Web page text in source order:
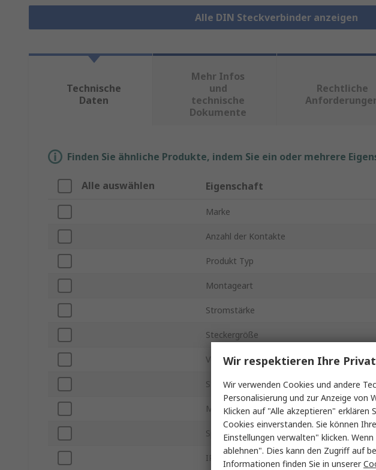
Alle DIN Steckverbinder anzeigen
Technische
Daten
Mehr Infos
und
technische
Dokumente
Rechtliche
Finden Sie ähnliche Produkte, indem Sie ein oder mehrere
Alle auswählen Eigenschaft
Marke
Anzahl der Kontakte
Produkt Typ
Montageart
Stromstärke
Steckergröße
Verbindungstyp
Steckverbinder Gender
Montageausrichtung
Spannung
IP-Schutzart
Wir respektieren Ihre
Wir verwenden Cookies und andere
Personalisierung und zur Anzeige von
Klicken auf "Alle akzeptieren" erklären
Cookies einverstanden. Sie können
Einstellungen verwalten" klicken.
ablehnen". Dies kann den Zugriff auf
Informationen finden Sie in unserer